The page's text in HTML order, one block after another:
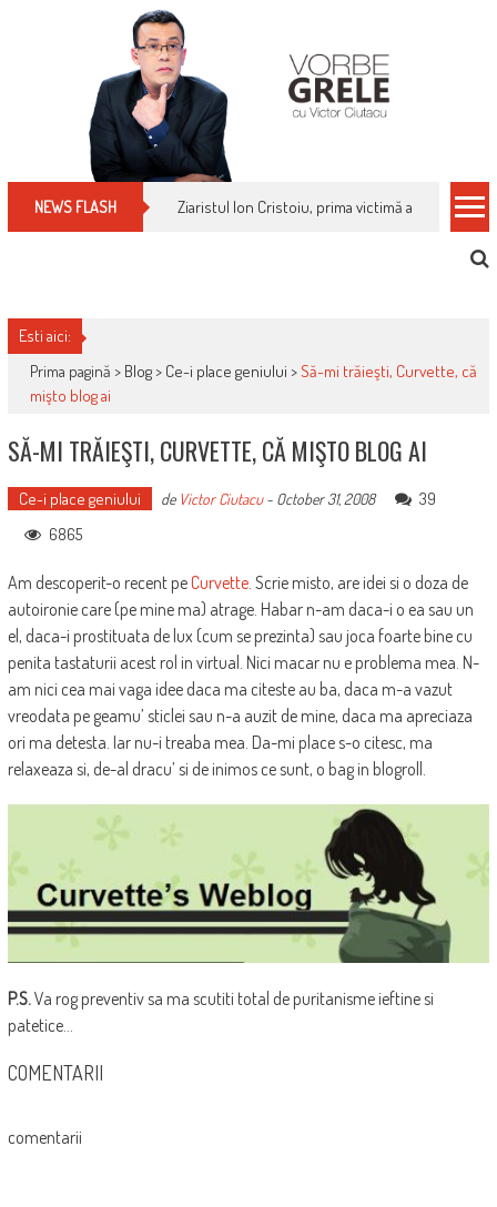
NEWS FLASH Cum îți schimbi, rapid, gratuit și eficient,
Esti aici:
Prima pagină > Blog> Ce-i place geniului >Să-mi trăieşti, Curvette, că
mişto blog ai
SĂ-MI TRĂIEŞTI, CURVETTE, CĂ MIŞTO BLOG AI
Ce-i place geniului de Victor Ciutacu- October 31, 2008
39
6865
Am descoperit-o recent peCurvette. Scrie misto, are idei si o doza de
autoironie care (pe mine ma) atrage. Habar n-am daca-i o ea sau un
el, daca-i prostituata de lux (cum se prezinta) sau joca foarte bine cu
penita tastaturii acest rol in virtual. Nici macar nu e problema mea. N-
am nici cea mai vaga idee daca ma citeste au ba, daca m-a vazut
vreodata pe geamu’ sticlei sau n-a auzit de mine, daca ma apreciaza
ori ma detesta. Iar nu-i treaba mea. Da-mi place s-o citesc, ma
relaxeaza si, de-al dracu’ si de inimos ce sunt, o bag in blogroll.
P.S.Va rog preventiv sa ma scutiti total de puritanisme ieftine si
patetice…
COMENTARII
comentarii